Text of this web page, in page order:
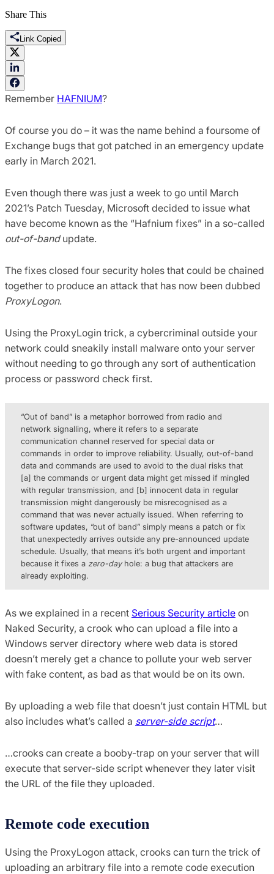
Share This
Link Copied
Remember HAFNIUM?
Of course you do – it was the name behind a foursome of
Exchange bugs that got patched in an emergency update
early in March 2021.
Even though there was just a week to go until March
2021’s Patch Tuesday, Microsoft decided to issue what
have become known as the “Hafnium fixes” in a so-called
out-of-bandupdate.
The fixes closed four security holes that could be chained
together to produce an attack that has now been dubbed
ProxyLogon.
Using the ProxyLogin trick, a cybercriminal outside your
network could sneakily install malware onto your server
without needing to go through any sort of authentication
process or password check first.
“Out of band” is a metaphor borrowed from radio and
network signalling, where it refers to a separate
communication channel reserved for special data or
commands in order to improve reliability. Usually, out-of-band
data and commands are used to avoid to the dual risks that
[a] the commands or urgent data might get missed if mingled
with regular transmission, and [b] innocent data in regular
transmission might dangerously be misrecognised as a
command that was never actually issued. When referring to
software updates, “out of band” simply means a patch or fix
that unexpectedly arrives outside any pre-announced update
schedule. Usually, that means it’s both urgent and important
because it fixes a zero-dayhole: a bug that attackers are
already exploiting.
As we explained in a recent Serious Security article on
Naked Security, a crook who can upload a file into a
Windows server directory where web data is stored
doesn’t merely get a chance to pollute your web server
with fake content, as bad as that would be on its own.
By uploading a web file that doesn’t just contain HTML but
also includes what’s called a server-side script…
…crooks can create a booby-trap on your server that will
execute that server-side script whenever they later visit
the URL of the file they uploaded.
Remote code execution
Using the ProxyLogon attack, crooks can turn the trick of
uploading an arbitrary file into a remote code execution